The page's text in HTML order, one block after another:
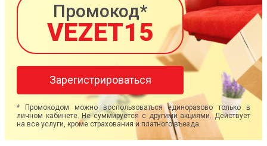
Промокод*
VEZET15
Зарегистрироваться
* Промокодом можно воспользоваться единоразово только в
личном кабинете. Не суммируется с другими акциями. Действует
на все услуги, кроме страхования и платного въезда.